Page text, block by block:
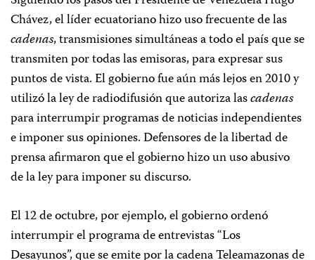
Chávez, el líder ecuatoriano hizo uso frecuente de las
cadenas, transmisiones simultáneas a todo el país que se
transmiten por todas las emisoras, para expresar sus
puntos de vista. El gobierno fue aún más lejos en 2010 y
utilizó la ley de radiodifusión que autoriza lascadenas
para interrumpir programas de noticias independientes
e imponer sus opiniones. Defensores de la libertad de
prensa afirmaron que el gobierno hizo un uso abusivo
de la ley para imponer su discurso.
El 12 de octubre, por ejemplo, el gobierno ordenó
interrumpir el programa de entrevistas “Los
Desayunos”, que se emite por la cadena Teleamazonas de